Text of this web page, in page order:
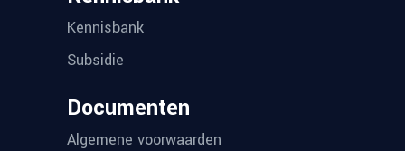
Kennisbank
Subsidie
Documenten
Algemene voorwaarden